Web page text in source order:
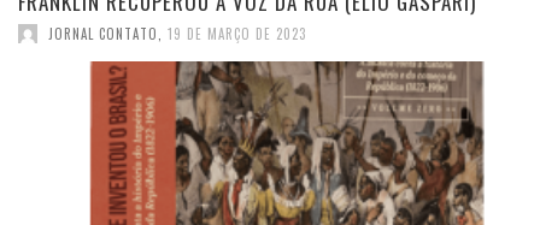
JORNAL CONTATO 19 DE MARÇO DE 2023